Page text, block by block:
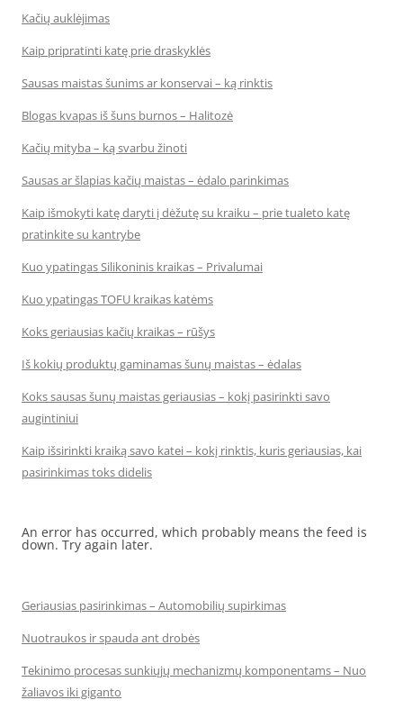
Kačių auklėjimas
Kaip pripratinti katę prie draskyklės
Sausas maistas šunims ar konservai – ką rinktis
Blogas kvapas iš šuns burnos – Halitozė
Kačių mityba – ką svarbu žinoti
Sausas ar šlapias kačių maistas – ėdalo parinkimas
Kaip išmokyti katę daryti į dėžutę su kraiku – prie tualeto katę
pratinkite su kantrybe
Kuo ypatingas Silikoninis kraikas – Privalumai
Kuo ypatingas TOFU kraikas katėms
Koks geriausias kačių kraikas – rūšys
Iš kokių produktų gaminamas šunų maistas – ėdalas
Koks sausas šunų maistas geriausias – kokį pasirinkti savo
augintiniui
Kaip išsirinkti kraiką savo katei – kokį rinktis, kuris geriausias, kai
pasirinkimas toks didelis
An error has occurred, which probably means the feed is
down. Try again later.
Geriausias pasirinkimas – Automobilių supirkimas
Nuotraukos ir spauda ant drobės
Tekinimo procesas sunkiųjų mechanizmų komponentams – Nuo
žaliavos iki giganto